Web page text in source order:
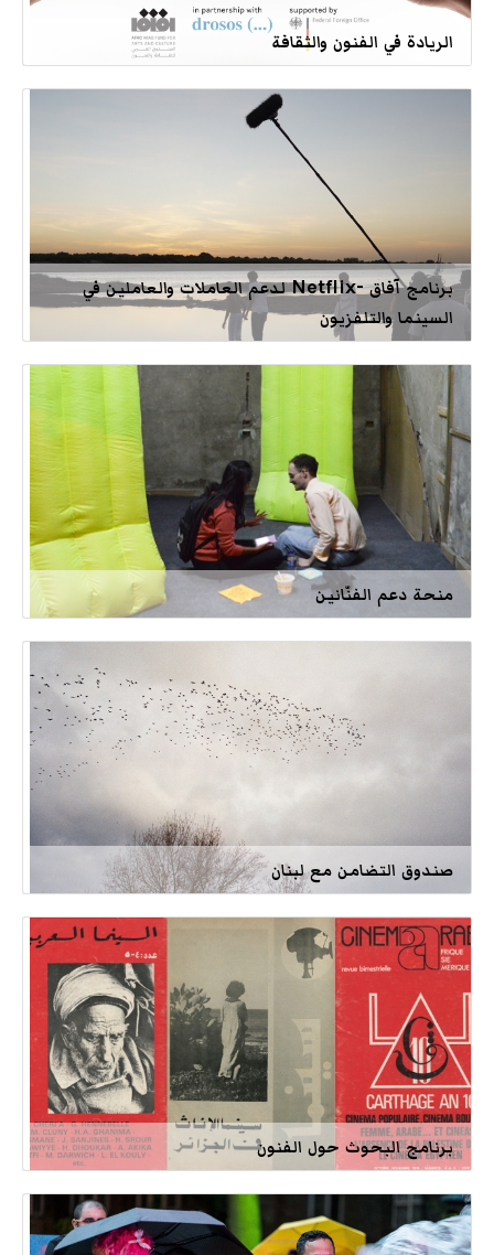
الريادة في الفنون والثقافة
برنامج آفاق -Netflix لدعم العاملات والعاملين في
السينما والتلفزيون
منحة دعم الفنّانين
صندوق التضامن مع لبنان
برنامج البحوث حول الفنون